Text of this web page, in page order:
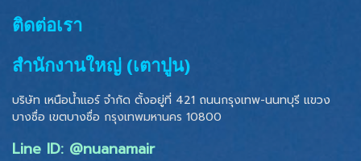
ติดต่อเรา
สำนักงานใหญ่ (เตาปูน)
บริษัท เหนือน้ำแอร์ จำกัด ตั้งอยู่ที่ 421 ถนนกรุงเทพ-นนทบุรี แขวง
บางซื่อ เขตบางซื่อ กรุงเทพมหานคร 10800
Line ID: @nuanamair